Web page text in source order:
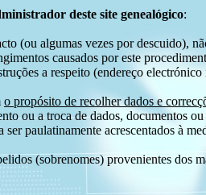
deste site genealógico:
(ou algumas vezes por descuido),
causados por este
a respeito (endereço
o propósito de recolher dados e
ou a troca de dados, documentos
ser paulatinamente acrescentados à
(sobrenomes) provenientes dos